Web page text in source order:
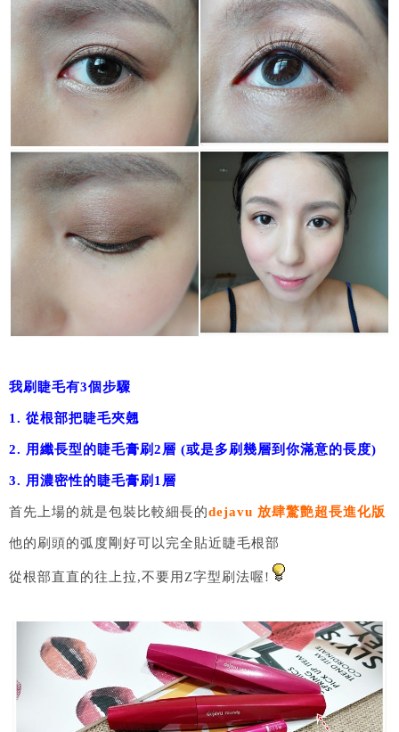
我刷睫毛有3個步驟
1. 從根部把睫毛夾翹
2. 用纖長型的睫毛膏刷2層 (或是多刷幾層到你滿意的長度)
3. 用濃密性的睫毛膏刷1層
首先上場的就是包裝比較細長的dejavu 放肆驚艶超長進化版
他的刷頭的弧度剛好可以完全貼近睫毛根部
從根部直直的往上拉,不要用Z字型刷法喔!